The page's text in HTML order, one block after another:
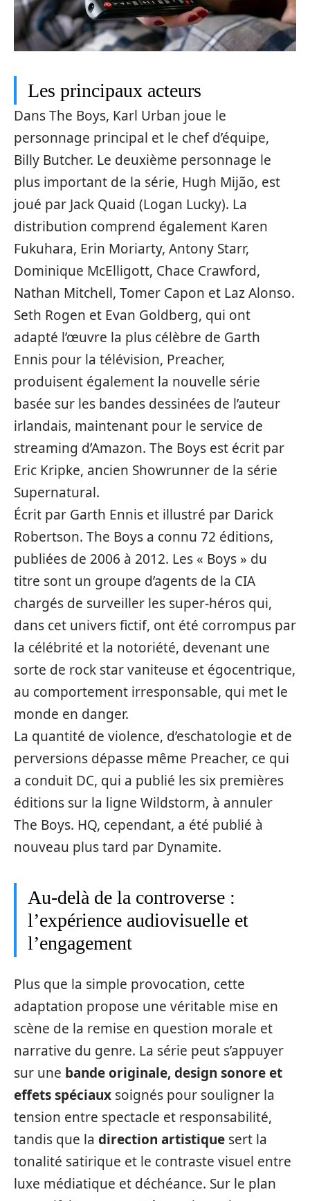
Les principaux acteurs
Dans The Boys, Karl Urban joue le
personnage principal et le chef d’équipe,
Billy Butcher. Le deuxième personnage le
plus important de la série, Hugh Mijão, est
joué par Jack Quaid (Logan Lucky). La
distribution comprend également Karen
Fukuhara, Erin Moriarty, Antony Starr,
Dominique McElligott, Chace Crawford,
Nathan Mitchell, Tomer Capon et Laz Alonso.
Seth Rogen et Evan Goldberg, qui ont
adapté l’œuvre la plus célèbre de Garth
Ennis pour la télévision, Preacher,
produisent également la nouvelle série
basée sur les bandes dessinées de l’auteur
irlandais, maintenant pour le service de
streaming d’Amazon. The Boys est écrit par
Eric Kripke, ancien Showrunner de la série
Supernatural.
Écrit par Garth Ennis et illustré par Darick
Robertson. The Boys a connu 72 éditions,
publiées de 2006 à 2012. Les « Boys » du
titre sont un groupe d’agents de la CIA
chargés de surveiller les super-héros qui,
dans cet univers fictif, ont été corrompus par
la célébrité et la notoriété, devenant une
sorte de rock star vaniteuse et égocentrique,
au comportement irresponsable, qui met le
monde en danger.
La quantité de violence, d’eschatologie et de
perversions dépasse même Preacher, ce qui
a conduit DC, qui a publié les six premières
éditions sur la ligne Wildstorm, à annuler
The Boys. HQ, cependant, a été publié à
nouveau plus tard par Dynamite.
Au‑delà de la controverse :
l’expérience audiovisuelle et
l’engagement
Plus que la simple provocation, cette
adaptation propose une véritable mise en
scène de la remise en question morale et
narrative du genre. La série peut s’appuyer
sur une bande originale, design sonore et
effets spéciaux soignés pour souligner la
tension entre spectacle et responsabilité,
tandis que la direction artistique sert la
tonalité satirique et le contraste visuel entre
luxe médiatique et déchéance. Sur le plan